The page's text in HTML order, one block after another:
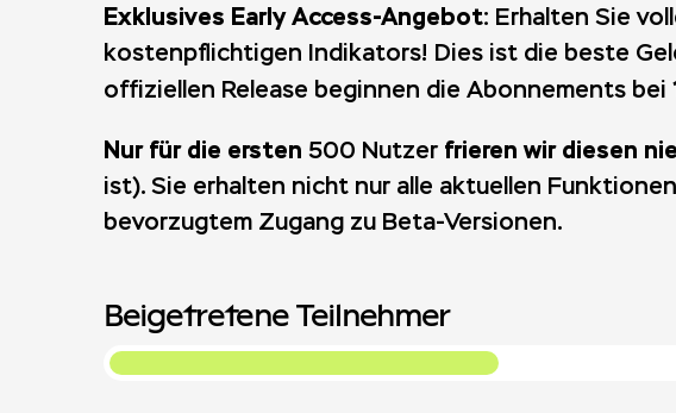
Exklusives Early Access-Angebot: Erhalten Sie
kostenpflichtigen Indikators! Dies ist die beste
offiziellen Release beginnen die Abonnements bei
Nur für die ersten 500 Nutzer frieren wir diesen
ist). Sie erhalten nicht nur alle aktuellen
bevorzugtem Zugang zu Beta-Versionen.
Beigetretene Teilnehmer